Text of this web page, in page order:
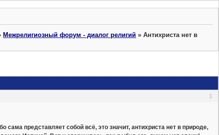
Межрелигиозный форум - диалог религий »Антихриста нет в
1
представляет собой всё, это значит, антихриста нет в природе,